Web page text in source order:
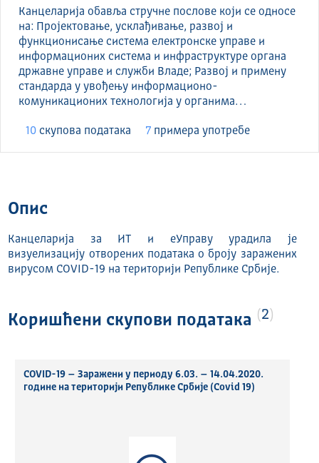
Канцеларија обавља стручне послове који се односе
на: Пројектовање, усклађивање, развој и
функционисање система електронске управе и
информационих система и инфраструктуре органа
државне управе и служби Владе; Развој и примену
стандарда у увођењу информационо-
комуникационих технологија у органима…
10 скуповa података 7 примера употребе
Опис
Канцеларија за ИТ и еУправу урадила је
визуелизацију отворених података о броју заражених
вирусом COVID-19 на територији Републике Србије.
Коришћени скупови података 2
COVID-19 – Заражени у периоду 6.03. – 14.04.2020.
године на територији Републике Србије (Covid 19)